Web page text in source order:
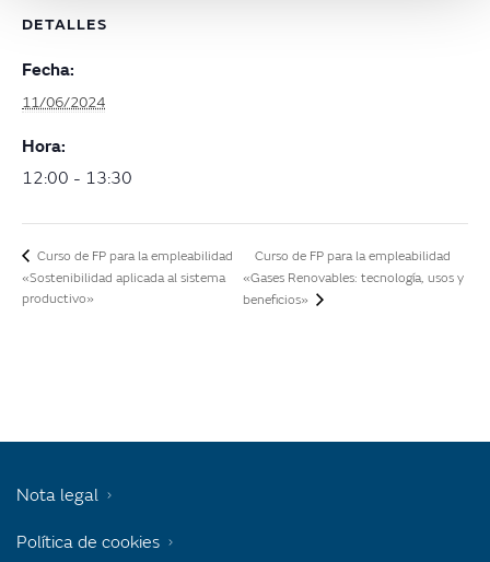
DETALLES
Fecha:
11/06/2024
Hora:
12:00 - 13:30
Curso de FP para la empleabilidad
«Sostenibilidad aplicada al sistema
productivo»
Curso de FP para la empleabilidad
«Gases Renovables: tecnología, usos y
beneficios»
Nota legal
Política de cookies